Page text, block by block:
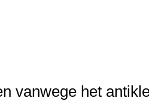
vanwege het